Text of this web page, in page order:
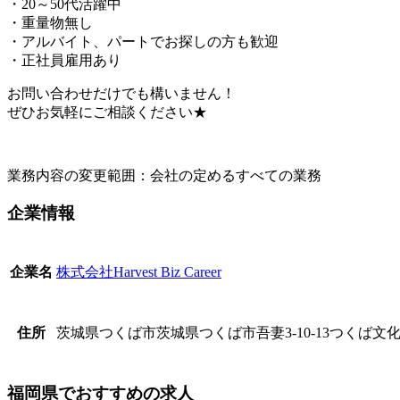
・20～50代活躍中
・重量物無し
・アルバイト、パートでお探しの方も歓迎
・正社員雇用あり
お問い合わせだけでも構いません！
ぜひお気軽にご相談ください★
業務内容の変更範囲：会社の定めるすべての業務
企業情報
企業名 株式会社Harvest Biz Career
住所 茨城県つくば市茨城県つくば市吾妻3-10-13つくば文
福岡県でおすすめの求人